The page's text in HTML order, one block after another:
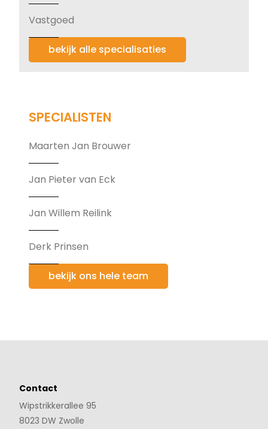
Vastgoed
bekijk alle specialisaties
SPECIALISTEN
Maarten Jan Brouwer
Jan Pieter van Eck
Jan Willem Reilink
Derk Prinsen
bekijk ons hele team
Contact
Wipstrikkerallee 95
8023 DW Zwolle